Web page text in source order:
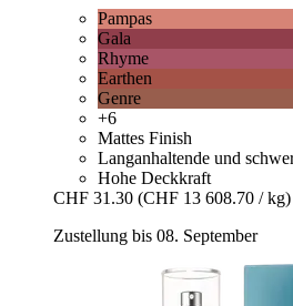
Pampas
Gala
Rhyme
Earthen
Genre
+6
Mattes Finish
Langanhaltende und
Hohe Deckkraft
CHF 31.30 (CHF 13 608.70 / kg)
Zustellung bis 08. September